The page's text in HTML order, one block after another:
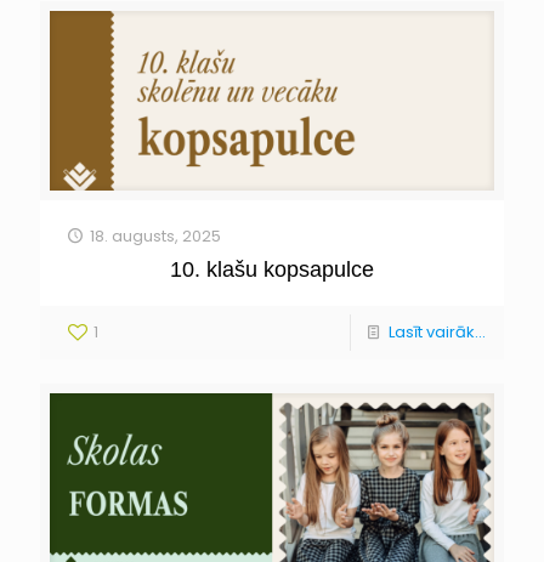
18. augusts, 2025
10. klašu kopsapulce
1 Lasīt vairāk...